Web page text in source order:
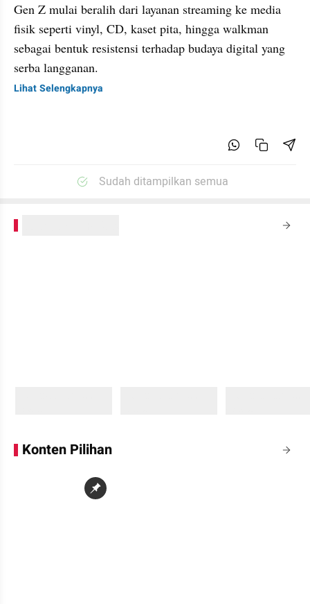
Gen Z mulai beralih dari layanan streaming ke media
fisik seperti vinyl, CD, kaset pita, hingga walkman
sebagai bentuk resistensi terhadap budaya digital yang
serba langganan.
Lihat Selengkapnya
Sudah ditampilkan semua
Konten Pilihan